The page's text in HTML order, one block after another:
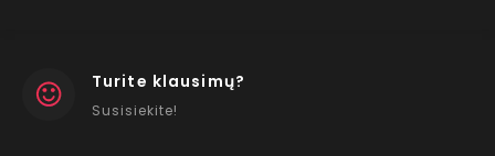
Turite klausimų?
Susisiekite!